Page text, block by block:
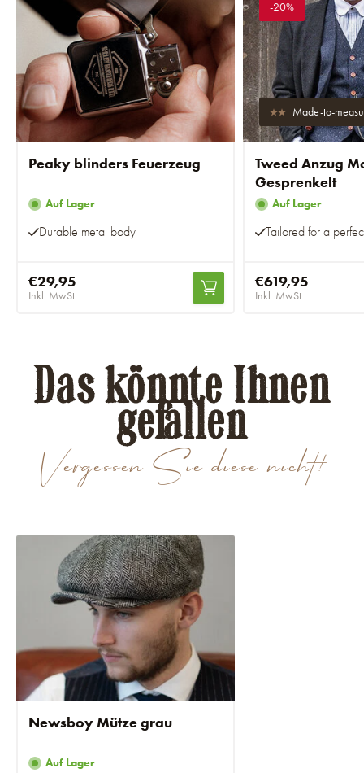
Peaky blinders Feuerzeug
Auf Lager
Durable metal body
€29,95
Inkl. MwSt.
-20%
Made-to-
Tweed Anzug
Gesprenkelt
Auf Lager
Tailored for a
€619,95
Inkl. MwSt.
Vergessen Sie diese nicht!
Das könnte Ihnen
gefallen
Newsboy Mütze grau
Auf Lager